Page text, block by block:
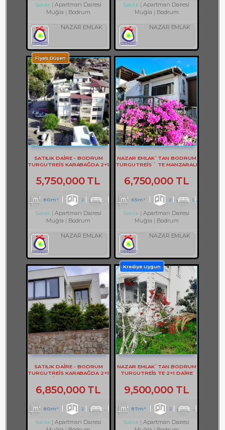
Satılık
Apartman Dairesi
Muğla
Bodrum
NAZAR EMLAK
Satılık
Apartman Dairesi
Muğla
Bodrum
NAZAR EMLAK
Fiyatı Düşen
SATILIK DAİRE - BODRUM
TURGUTREİS KARABAĞDA 2+1
5,750,000 TL
80m² 2 1
Satılık
Apartman Dairesi
Muğla
Bodrum
NAZAR EMLAK
NAZAR EMLAK`TAN BODRUM
TURGUTREİS ` TE MANZARALI
6,750,000 TL
65m² 2 1
Satılık
Apartman Dairesi
Muğla
Bodrum
NAZAR EMLAK
SATILIK DAİRE - BODRUM
TURGUTREİS KARABAĞDA 2+1
6,850,000 TL
80m² 2 1
Satılık
Apartman Dairesi
Krediye Uygun
NAZAR EMLAK`TAN BODRUM
TURGUTREİS TE 2+1 DAİRE
9,500,000 TL
87m² 2
Satılık
Apartman Dairesi